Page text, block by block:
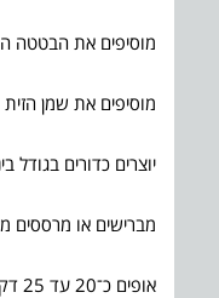
מוסיפים את הבטטה
מוסיפים את שמן
יוצרים כדורים בגודל
מברישים או מרססים
אופים כ־20 עד 25 דקות, עד שהפלאפלים מזהיבים. מומלץ להפוך אותם לאחר כ־12 דקות לקבלת השחמה אחידה.